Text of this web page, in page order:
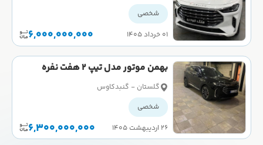
شخصی
۰۱ خرداد ۱۴۰۵
6,000,000,000
بهمن موتور مدل تیپ 2 هفت نفره
کارکرده
گلستان - گنبدکاوس
شخصی
۲۶ اردیبهشت ۱۴۰۵
6,300,000,000